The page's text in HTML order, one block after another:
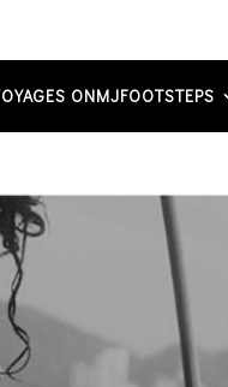
ONMJFOOTSTEPS